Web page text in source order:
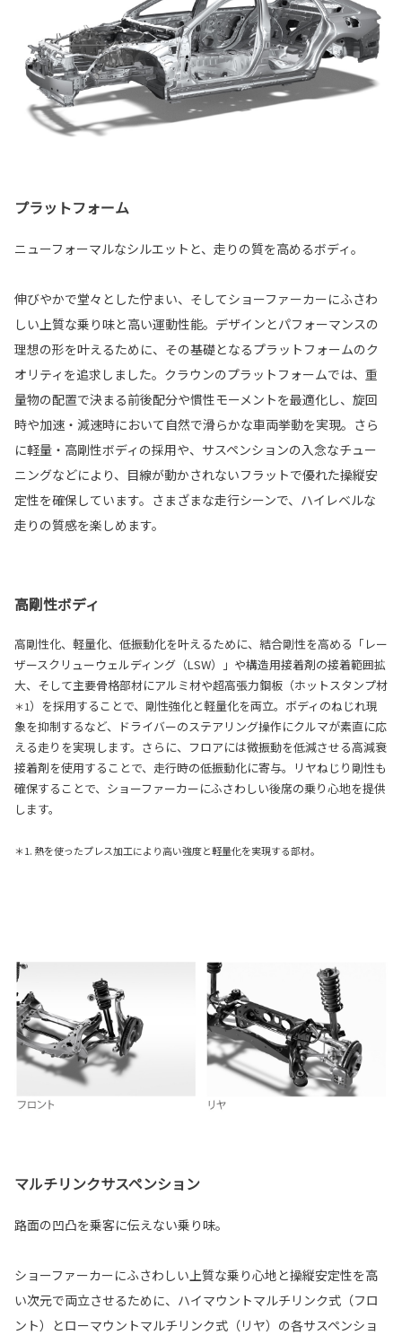
プラットフォーム
ニューフォーマルなシルエットと、走りの質を高めるボディ。
伸びやかで堂々とした佇まい、そしてショーファーカーにふさわ
しい上質な乗り味と高い運動性能。デザインとパフォーマンスの
理想の形を叶えるために、その基礎となるプラットフォームのク
オリティを追求しました。クラウンのプラットフォームでは、重
量物の配置で決まる前後配分や慣性モーメントを最適化し、旋回
時や加速・減速時において自然で滑らかな車両挙動を実現。さら
に軽量・高剛性ボディの採用や、サスペンションの入念なチュー
ニングなどにより、目線が動かされないフラットで優れた操縦安
定性を確保しています。さまざまな走行シーンで、ハイレベルな
走りの質感を楽しめます。
高剛性ボディ
高剛性化、軽量化、低振動化を叶えるために、結合剛性を高める「レー
ザースクリューウェルディング（LSW）」や構造用接着剤の接着範囲拡
大、そして主要骨格部材にアルミ材や超高張力鋼板（ホットスタンプ材
＊1）を採用することで、剛性強化と軽量化を両立。ボディのねじれ現
象を抑制するなど、ドライバーのステアリング操作にクルマが素直に応
える走りを実現します。さらに、フロアには微振動を低減させる高減衰
接着剤を使用することで、走行時の低振動化に寄与。リヤねじり剛性も
確保することで、ショーファーカーにふさわしい後席の乗り心地を提供
します。
＊1. 熱を使ったプレス加工により高い強度と軽量化を実現する部材。
マルチリンクサスペンション
路面の凹凸を乗客に伝えない乗り味。
ショーファーカーにふさわしい上質な乗り心地と操縦安定性を高
い次元で両立させるために、ハイマウントマルチリンク式（フロ
ント）とローマウントマルチリンク式（リヤ）の各サスペンショ